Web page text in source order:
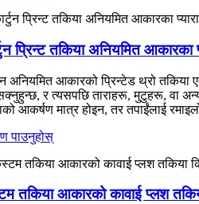
प्रिन्ट तकिया अनियमित आकारका
अनियमित आकारको प्रिन्टेड थ्रो
र त्यसपछि ताराहरू, मुटुहरू, वा
आकर्षण मात्र होइन, तर तपाईंलाई
पाउनुहोस्
तकिया आकारको कावाई प्लश